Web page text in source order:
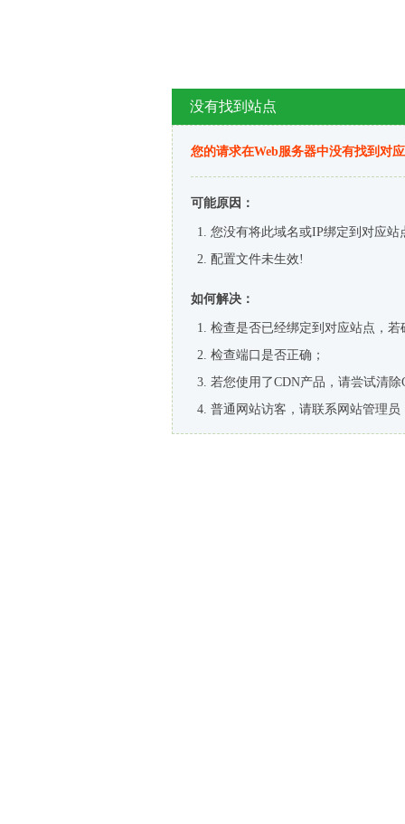
没有找到站点
您的请求在Web服务器中没有找到对
可能原因：
您没有将此域名或IP绑定到对应站
配置文件未生效!
如何解决：
检查是否已经绑定到对应站点，
检查端口是否正确；
若您使用了CDN产品，请尝试清除
普通网站访客，请联系网站管理员